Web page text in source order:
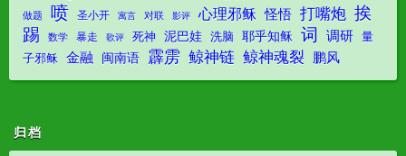
做题 喷 圣小开 寓言 对联 影评 心理邪稣 怪悟 打嘴炮 挨
踢
数学 暴走 歌评 死神 泥巴娃 洗脑 耶乎知稣 词 调研 量
子邪稣 金融 闽南语 霹雳 鲸神链 鲸神魂裂 鹏风
归档